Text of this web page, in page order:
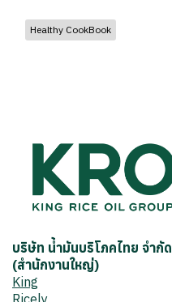
Healthy CookBook
บริษัท น้ำมันบริโภคไทย จำกัด
(สำนักงานใหญ่)
King
Ricely